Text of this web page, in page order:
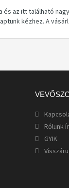
és az itt található
kézhez. A
Rólunk
GYIK
Visszáru